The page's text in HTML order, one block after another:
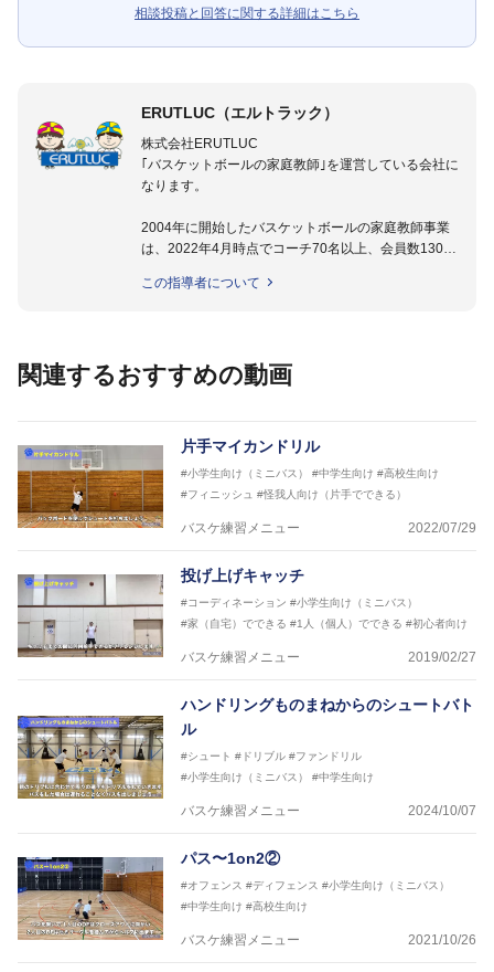
相談投稿と回答に関する詳細はこちら
ERUTLUC（エルトラック）
株式会社ERUTLUC
｢バスケットボールの家庭教師｣を運営している会社に
なります。
2004年に開始したバスケットボールの家庭教師事業
は、2022年4月時点でコーチ70名以上、会員数1300
指導実績多数・各地講習会なども担当しており、「は
など多くの書籍・DVDも監修しています。
2016年U12ナショナルキャンプヘッドコーチ
2016年U13ナショナルキャンプヘッドコーチ
2016年男子日本代表サポートコーチ
2017年U12ナショナルキャンプヘッドコーチ
2017年U13ナショナルキャンプヘッドコーチ
2018年U22日本代表スプリングキャンプアドバイザ
リーコーチ
2018年U12ナショナルキャンプヘッドコーチ
2018年U13ナショナルキャンプヘッドコーチ
2018年～2021年男子日本代表サポートコーチ
2021年～女子日本代表アシスタントコーチ
この指導者について
関連するおすすめの動画
片手マイカンドリル
#小学生向け（ミニバス） #中学生向け #高校生向け
#フィニッシュ #怪我人向け（片手でできる）
バスケ練習メニュー 2022/07/29
投げ上げキャッチ
#コーディネーション #小学生向け（ミニバス）
#家（自宅）でできる #1人（個人）でできる #初心者向け
バスケ練習メニュー 2019/02/27
ハンドリングものまねからのシュートバト
ル
#シュート #ドリブル #ファンドリル
#小学生向け（ミニバス）
#中学生向け
バスケ練習メニュー 2024/10/07
パス〜1on2②
#オフェンス #ディフェンス #小学生向け（ミニバス）
#中学生向け #高校生向け
バスケ練習メニュー 2021/10/26